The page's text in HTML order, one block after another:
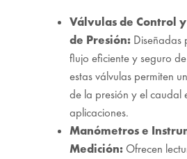
Válvulas de Control
de Presión:Diseñadas
flujo eficiente y seguro
estas válvulas permiten
de la presión y el caudal
aplicaciones.
Manómetros e
Medición:Ofrecen